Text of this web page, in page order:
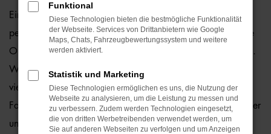
Ein VW Golf Gebrauchtwagen und Bremen passen einfach
perfekt zusammen. Dies ließe sich natürlich auch für andere
Orte sagen, denn dieses Modell überzeugt auf ganzer Linie.
Wir von der Auto-Familie Ostermaier arbeiten bereits seit
vielen Jahren mit VW und sind von der Qualität der
Fahrzeuge begeistert. Dennoch gehen wir auf Nummer sicher
und schauen bei jedem VW Golf Gebrauchtwagen für
Funktional
Diese Technologien bieten die bestmögliche Funktionalität
der Webseite. Services von Drittanbietern wie Google
Maps, Chats, Fahrzeugbewertungssystem und weitere
werden aktiviert.
Statistik und Marketing
Diese Technologien ermöglichen es uns, die Nutzung der
Webseite zu analysieren, um die Leistung zu messen und
zu verbessern. Zudem werden Technologien eingesetzt,
die von dritten Werbetreibenden verwendet werden, um
Sie auf anderen Webseiten zu verfolgen und um Anzeigen